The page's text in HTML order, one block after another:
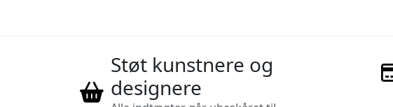
Støt kunstnere og
designere